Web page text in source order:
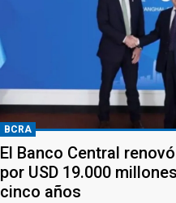
BCRA
El Banco Central
por USD 19.000
cinco años